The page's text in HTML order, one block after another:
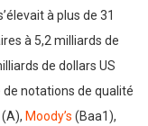
à plus de 31
à 5,2 milliards de
de dollars US
notations de qualité
Moody’s (Baa1),